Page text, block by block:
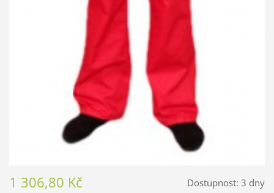
Dostupnost: 3 dny
1 306,80 Kč